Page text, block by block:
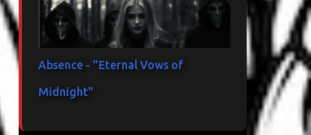
Absence - "Eternal Vows of
Midnight"